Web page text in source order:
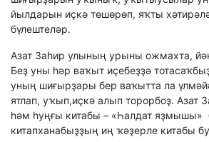
йылдарын иҫкә төшөрөп, яҡты
бүлештеләр.
Азат Заһир улының урыны ожмахта,
Беҙ уны һәр ваҡыт иҫебеҙҙә
уның шиғырҙары бер ваҡытта ла
ятлап, уҡып,иҫкә алып торорбоҙ. Азат
һәм һуңғы китабы – «Һалдат яҙмышы»
китапханабыҙҙың иң ҡәҙерле китабы